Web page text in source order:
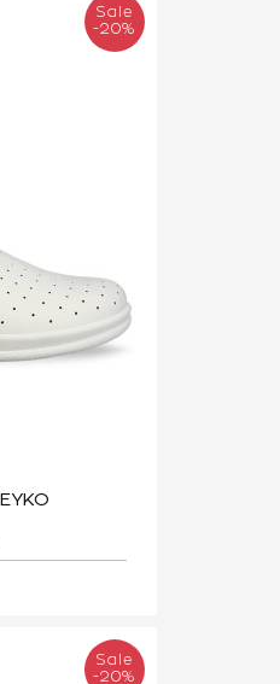
Sale
-20%
Sale
-20%